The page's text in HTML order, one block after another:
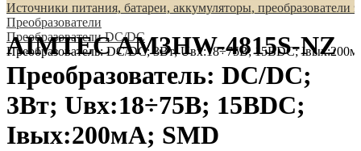
Источники питания, батареи, аккумуляторы, преобразователи
Преобразователи
Преобразователи DC/DC
Преобразователь: DC/DC; 3Вт; Uвх:18÷75В; 15ВDC;
AIMTEC AM3HW-4815S-NZ
Преобразователь: DC/DC;
3Вт; Uвх:18÷75В; 15ВDC;
Iвых:200мА; SMD